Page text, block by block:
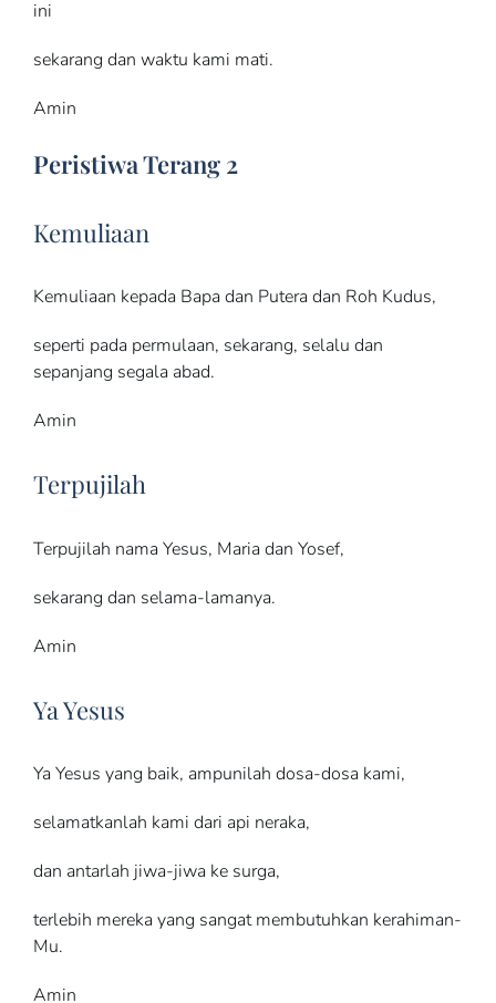
ini
sekarang dan waktu kami mati.
Amin
Peristiwa Terang 2
Kemuliaan
Kemuliaan kepada Bapa dan Putera dan Roh Kudus,
seperti pada permulaan, sekarang, selalu dan
sepanjang segala abad.
Amin
Terpujilah
Terpujilah nama Yesus, Maria dan Yosef,
sekarang dan selama-lamanya.
Amin
Ya Yesus
Ya Yesus yang baik, ampunilah dosa-dosa kami,
selamatkanlah kami dari api neraka,
dan antarlah jiwa-jiwa ke surga,
terlebih mereka yang sangat membutuhkan kerahiman-
Mu.
Amin